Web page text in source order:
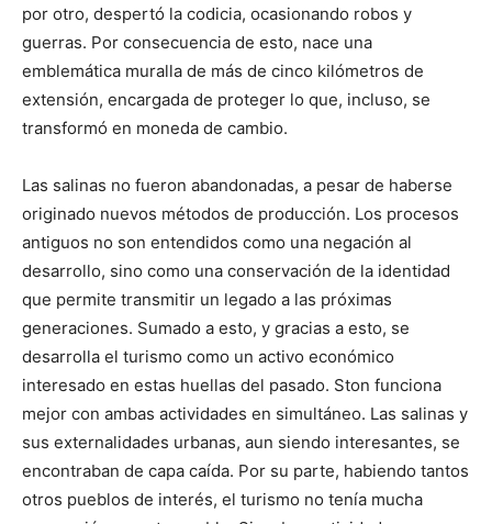
por otro, despertó la codicia, ocasionando robos y
guerras. Por consecuencia de esto, nace una
emblemática muralla de más de cinco kilómetros de
extensión, encargada de proteger lo que, incluso, se
transformó en moneda de cambio.
Las salinas no fueron abandonadas, a pesar de haberse
originado nuevos métodos de producción. Los procesos
antiguos no son entendidos como una negación al
desarrollo, sino como una conservación de la identidad
que permite transmitir un legado a las próximas
generaciones. Sumado a esto, y gracias a esto, se
desarrolla el turismo como un activo económico
interesado en estas huellas del pasado. Ston funciona
mejor con ambas actividades en simultáneo. Las salinas y
sus externalidades urbanas, aun siendo interesantes, se
encontraban de capa caída. Por su parte, habiendo tantos
otros pueblos de interés, el turismo no tenía mucha